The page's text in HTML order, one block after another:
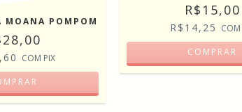
MOANA POMPOM
COM PIX
R$15,00
R$14,25 COM
COMPRAR